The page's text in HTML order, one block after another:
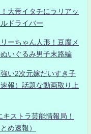
大帝イタチにラリアッ
ドライバー
ーちゃん人形！豆腐メ
いぐるみ男子末路編
い2次元嫁だいすき子
報）話題な動画取り上
ストラ芸能情報局！
め速報）